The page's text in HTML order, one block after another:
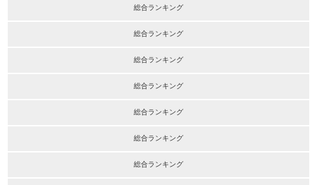
総合ランキング
総合ランキング
総合ランキング
総合ランキング
総合ランキング
総合ランキング
総合ランキング